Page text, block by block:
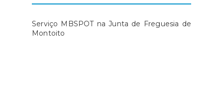
Serviço MBSPOT na Junta de Freguesia de
Montoito